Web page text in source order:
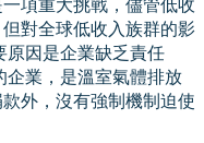
項重大挑戰，儘管低收
對全球低收入族群的影
原因是企業缺乏責任
企業，是溫室氣體排放
外，沒有強制機制迫使